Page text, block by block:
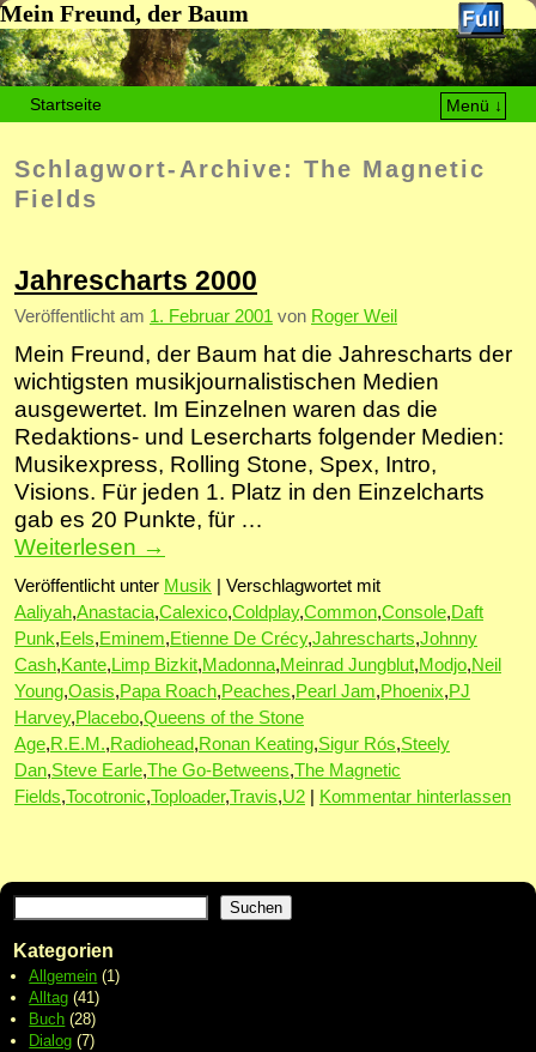
Mein Freund, der Baum
Startseite
Menü ↓
Schlagwort-Archive: The Magnetic
Fields
Jahrescharts 2000
Veröffentlicht am 1. Februar 2001 von Roger Weil
Mein Freund, der Baum hat die Jahrescharts der
wichtigsten musikjournalistischen Medien
ausgewertet. Im Einzelnen waren das die
Redaktions- und Lesercharts folgender Medien:
Musikexpress, Rolling Stone, Spex, Intro,
Visions. Für jeden 1. Platz in den Einzelcharts
gab es 20 Punkte, für …
Weiterlesen →
Veröffentlicht unter Musik
Verschlagwortet mit
Aaliyah,Anastacia,Calexico,Coldplay,Common,Console,Daft
Punk,Eels,Eminem,Etienne De Crécy,Jahrescharts,Johnny
Cash,Kante, Limp Bizkit,Madonna,Meinrad Jungblut,Modjo,Neil
Young,Oasis,Papa Roach,Peaches,Pearl Jam,Phoenix,PJ
Harvey,Placebo,Queens of the Stone
Age,R.E.M.,Radiohead,Ronan Keating,Sigur Rós,Steely
Dan,Steve Earle,The Go-Betweens,The Magnetic
Fields,Tocotronic,Toploader,Travis,U2 Kommentar hinterlassen
Suchen
Kategorien
Allgemein (1)
Alltag (41)
Buch (28)
Dialog (7)